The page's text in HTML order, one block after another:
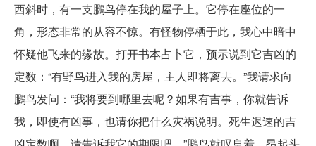
西斜时，有一支鵩鸟停在我的屋子上。它停在座位的一
角，形态非常的从容不惊。有怪物停栖于此，我心中暗中
怀疑他飞来的缘故。打开书本占卜它，预示说到它吉凶的
定数：“有野鸟进入我的房屋，主人即将离去。”我请求向
鵩鸟发问：“我将要到哪里去呢？如果有吉事，你就告诉
我，即使有凶事，也请你把什么灾祸说明。死生迟速的吉